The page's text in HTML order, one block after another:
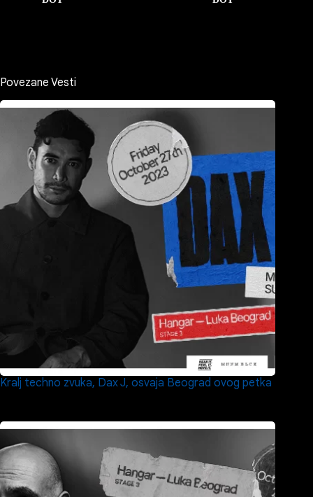
Povezane Vesti
Kralj techno zvuka, Dax J, osvaja Beograd ovog petka